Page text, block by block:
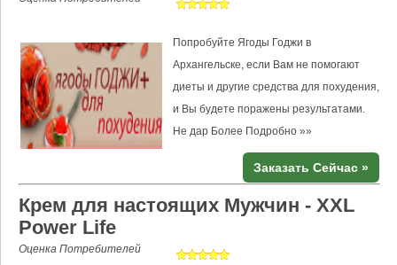
Попробуйте Ягоды Годжи в
Архангельске, если Вам не помогают
диеты и другие средства для похудения,
и Вы будете поражены результатами.
Не дар Более Подробно »»
Заказать Сейчас »
Крем для настоящих Мужчин - XXL
Power Life
Оценка Потребителей